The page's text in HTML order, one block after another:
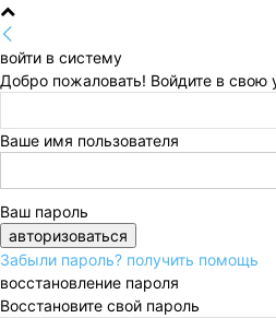
войти в систему
Добро пожаловать! Войдите в свою
Ваше имя пользователя
Ваш пароль
Забыли пароль? получить помощь
восстановление пароля
Восстановите свой пароль